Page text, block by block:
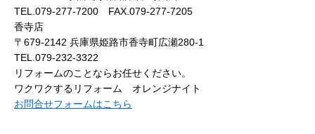
TEL.079-277-7200 FAX.079-277-7205
香寺店
〒679-2142 兵庫県姫路市香寺町広瀬280-1
TEL.079-232-3322
リフォームのことならお任せください。
ワクワクするリフォーム オレンジナイト
お問合せフォームはこちら